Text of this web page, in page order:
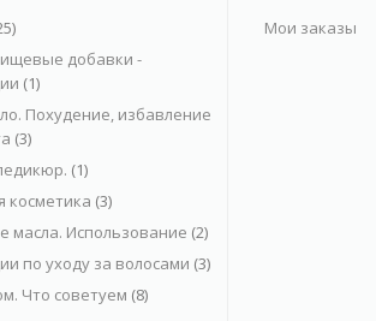
добавки -
(1)
Похудение, избавление
(3)
(1)
косметика (3)
масла. Использование (2)
по уходу за волосами (3)
Что советуем (8)
Мои заказы